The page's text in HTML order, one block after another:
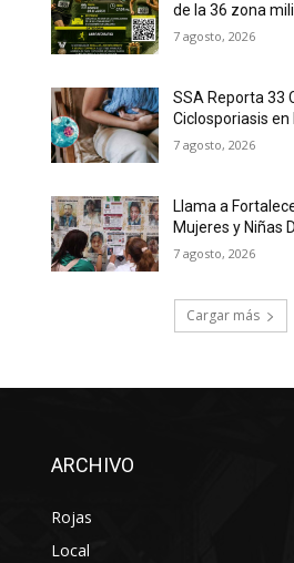
de la 36 zona
7 agosto, 2026
SSA Reporta 33
Ciclosporiasis en
7 agosto, 2026
Llama a
Mujeres y Niñas
7 agosto, 2026
Cargar más
ARCHIVO
Rojas
Local